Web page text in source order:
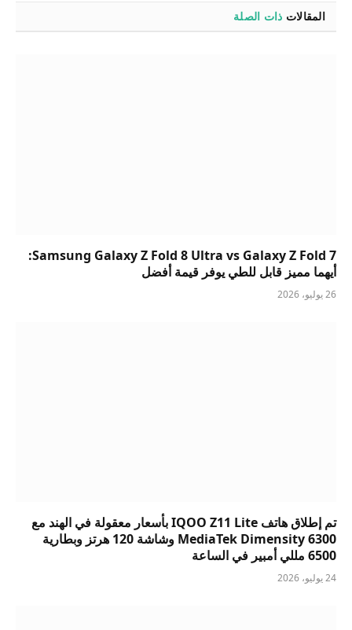
المقالات ذات الصلة
Samsung Galaxy Z Fold 8 Ultra vs Galaxy Z Fold 7:
أيهما مميز قابل للطي يوفر قيمة أفضل
26 يوليو، 2026
تم إطلاق هاتف IQOO Z11 Lite بأسعار معقولة في الهند مع
MediaTek Dimensity 6300 وشاشة 120 هرتز وبطارية
6500 مللي أمبير في الساعة
24 يوليو، 2026